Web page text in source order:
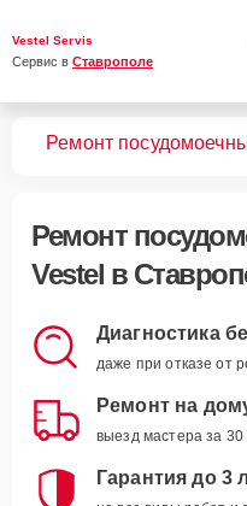
Vestel Servis
Сервис в Ставрополе
Ремонт
Ремонт
Vestel в
Диагностика
даже при отказе от
Ремонт на
выезд мастера за 30
Гарантия до 3